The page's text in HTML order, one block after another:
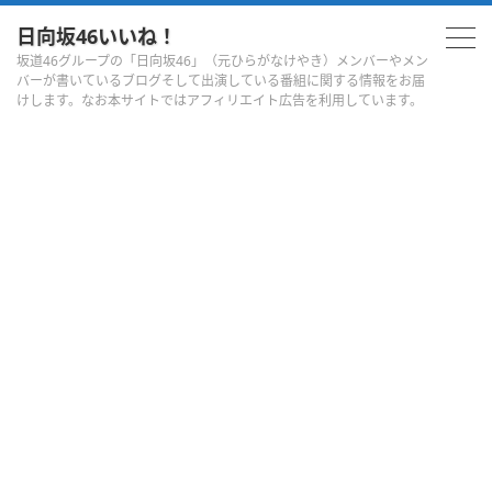
日向坂46いいね！
坂道46グループの「日向坂46」（元ひらがなけやき）メンバーやメン
バーが書いているブログそして出演している番組に関する情報をお届
けします。なお本サイトではアフィリエイト広告を利用しています。